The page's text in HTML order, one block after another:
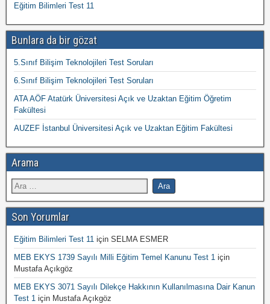
Eğitim Bilimleri Test 11
Bunlara da bir gözat
5.Sınıf Bilişim Teknolojileri Test Soruları
6.Sınıf Bilişim Teknolojileri Test Soruları
ATA AÖF Atatürk Üniversitesi Açık ve Uzaktan Eğitim Öğretim
Fakültesi
AUZEF İstanbul Üniversitesi Açık ve Uzaktan Eğitim Fakültesi
Arama
Son Yorumlar
Eğitim Bilimleri Test 11 için SELMA ESMER
MEB EKYS 1739 Sayılı Milli Eğitim Temel Kanunu Test 1 için
Mustafa Açıkgöz
MEB EKYS 3071 Sayılı Dilekçe Hakkının Kullanılmasına Dair Kanun
Test 1 için Mustafa Açıkgöz